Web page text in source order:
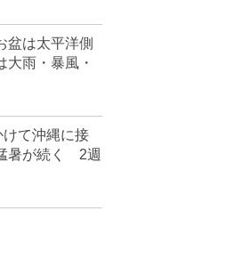
は太平洋側
雨・暴風・
て沖縄に接
暑が続く 2週